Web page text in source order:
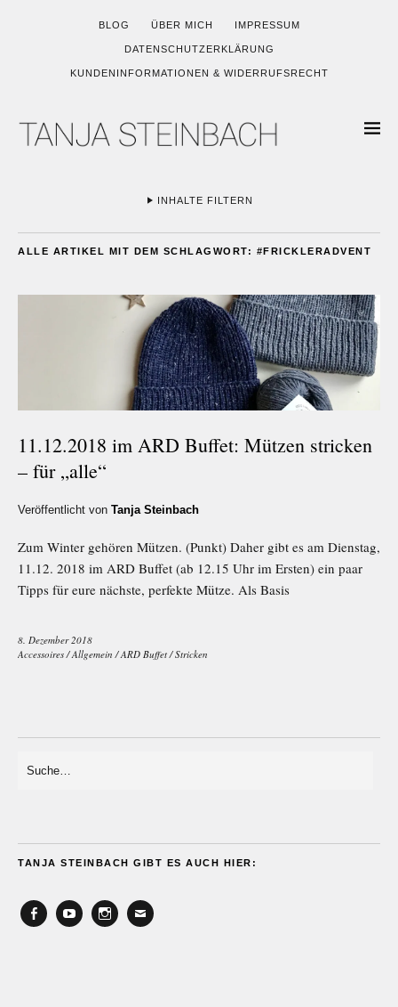
BLOG ÜBER MICH IMPRESSUM
DATENSCHUTZERKLÄRUNG
KUNDENINFORMATIONEN & WIDERRUFSRECHT
INHALTE FILTERN
ALLE ARTIKEL MIT DEM SCHLAGWORT: #FRICKLERADVENT
11.12.2018 im ARD Buffet: Mützen stricken
– für „alle“
Veröffentlicht von Tanja Steinbach
Zum Winter gehören Mützen. (Punkt) Daher gibt es am Dienstag,
11.12. 2018 im ARD Buffet (ab 12.15 Uhr im Ersten) ein paar
Tipps für eure nächste, perfekte Mütze. Als Basis
8. Dezember 2018
Accessoires /Allgemein /ARD Buffet /Stricken
TANJA STEINBACH GIBT ES AUCH HIER: